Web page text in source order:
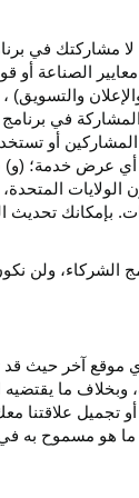
مشاركتك في
الصناعة أو
المشاركة في
المشاركين أو
أي عرض خدمة؛
الولايات
بإمكانك
الشركاء، ولن
موقع آخر حيث
ما يقتضيه
تجميل علاقتنا
ما هو مسموح به